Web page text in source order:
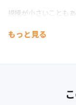
規模が小さいことも
面の社員も結構います
御連絡をお待ちして
もっと見る